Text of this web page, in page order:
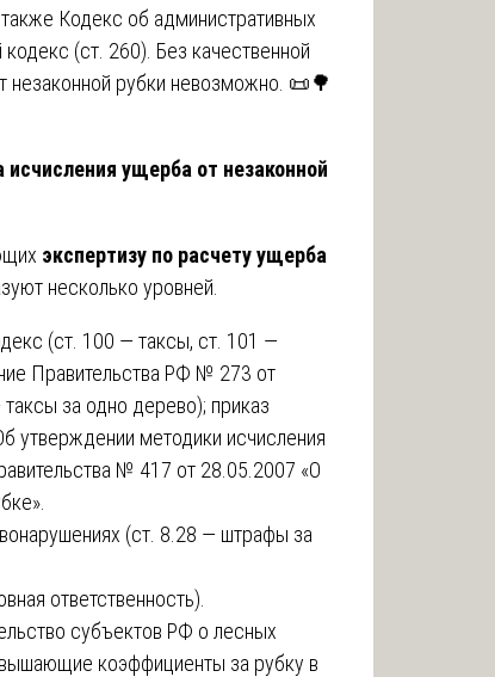
Кодекс об административных
(ст. 260). Без качественной
незаконной рубки невозможно. 📜🌳
ущерба от незаконной
экспертизу по расчету ущерба
несколько уровней.
(ст. 100 — таксы, ст. 101 —
Правительства РФ № 273 от
за одно дерево); приказ
методики исчисления
№ 417 от 28.05.2007 «О
(ст. 8.28 — штрафы за
ответственность).
субъектов РФ о лесных
коэффициенты за рубку в